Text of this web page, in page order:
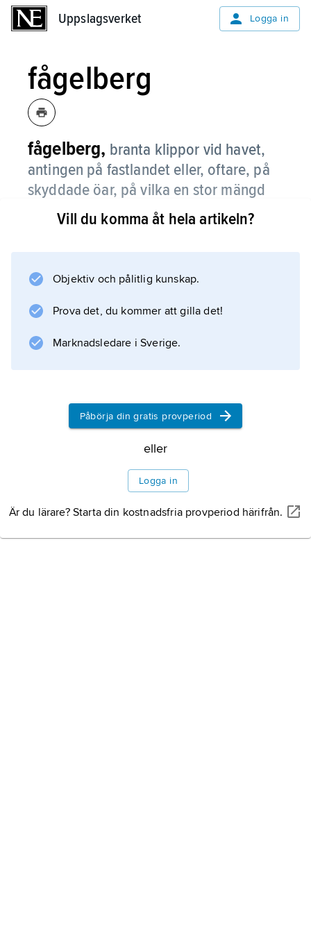
Uppslagsverket Logga in
fågelberg
fågelberg, branta klippor vid havet,
antingen på fastlandet eller, oftare, på
skyddade öar, på vilka en stor mängd
havsfåglar häckar.
respektive nära stranden.
Information om artikeln
Vill du komma åt hela artikeln?
Objektiv och pålitlig kunskap.
Prova det, du kommer att gilla det!
Marknadsledare i Sverige.
Påbörja din gratis provperiod
eller
Logga in
Är du lärare? Starta din kostnadsfria provperiod härifrån.